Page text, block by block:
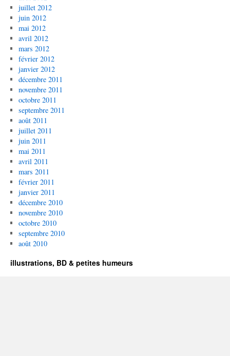
juillet 2012
juin 2012
mai 2012
avril 2012
mars 2012
février 2012
janvier 2012
décembre 2011
novembre 2011
octobre 2011
septembre 2011
août 2011
juillet 2011
juin 2011
mai 2011
avril 2011
mars 2011
février 2011
janvier 2011
décembre 2010
novembre 2010
octobre 2010
septembre 2010
août 2010
illustrations, BD & petites humeurs